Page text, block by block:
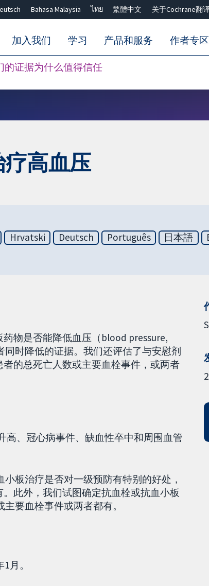
Bahasa Malaysia ไทย 繁體中文 关于Cochrane翻
的证据为什么值得信任
加入我们 学习 产品和服务 作者专区
高血压
Hrvatski Deutsch Português 日本語
物是否能降低血压（blood pressure,
时降低的证据。我们还评估了与安慰剂
的总死亡人数或主要血栓事件，或两者
高、冠心病事件、缺血性卒中和周围血管
板治疗是否对一级预防有特别的好处，
此外，我们试图确定抗血栓或抗血小板
要血栓事件或两者都有。
月。